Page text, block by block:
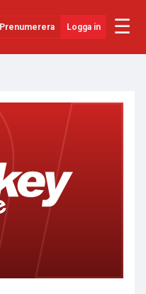
Prenumerera Logga in ☰